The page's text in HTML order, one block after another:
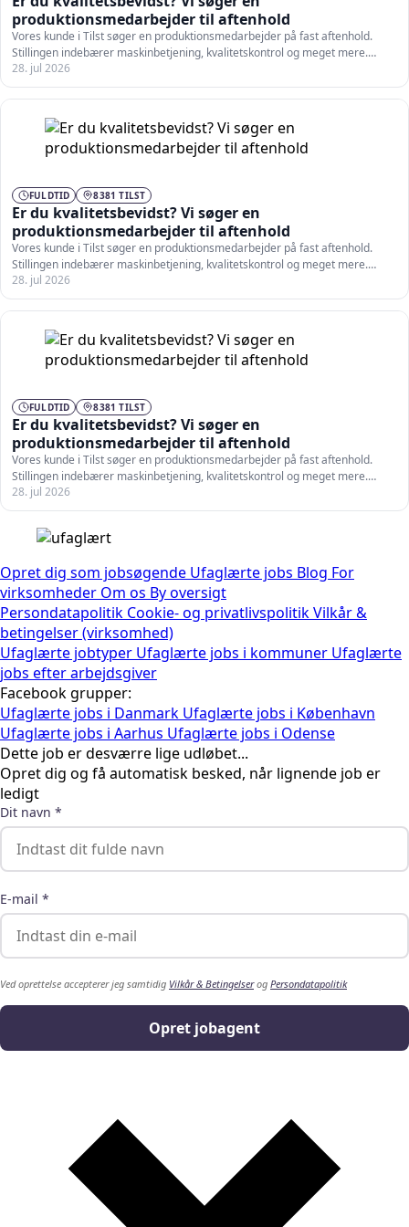
produktionsmedarbejder til aftenhold
Vores kunde i Tilst søger en produktionsmedarbejder på fast aftenhold.
Stillingen indebærer maskinbetjening, kvalitetskontrol og meget mere.
Som…
28. jul 2026
FULDTID 8381 TILST
Er du kvalitetsbevidst? Vi søger en
produktionsmedarbejder til aftenhold
Vores kunde i Tilst søger en produktionsmedarbejder på fast aftenhold.
Stillingen indebærer maskinbetjening, kvalitetskontrol og meget mere.
Som…
28. jul 2026
FULDTID 8381 TILST
Er du kvalitetsbevidst? Vi søger en
produktionsmedarbejder til aftenhold
Vores kunde i Tilst søger en produktionsmedarbejder på fast aftenhold.
Stillingen indebærer maskinbetjening, kvalitetskontrol og meget mere.
Som…
28. jul 2026
Opret dig som jobsøgende Ufaglærte jobs Blog For
virksomheder Om os By oversigt
Persondatapolitik Cookie- og privatlivspolitikVilkår &
betingelser (virksomhed)
Ufaglærte jobtyper Ufaglærte jobs i kommuner Ufaglærte
jobs efter arbejdsgiver
Facebook grupper:
Ufaglærte jobs i Danmark Ufaglærte jobs i København
Ufaglærte jobs i Aarhus Ufaglærte jobs i Odense
Dette job er desværre lige udløbet...
Opret dig og få automatisk besked, når lignende job er
ledigt
Dit navn *
E-mail *
Ved oprettelse accepterer jeg samtidig Vilkår & Betingelserog Persondatapolitik
Opret jobagent